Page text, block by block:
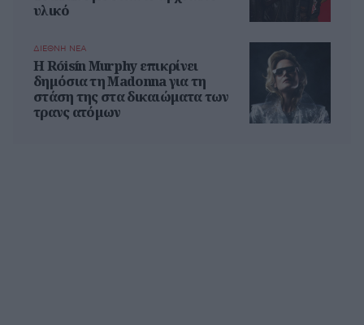
υλικό
ΔΙΕΘΝΗ ΝΕΑ
Η Róisín Murphy επικρίνει
δημόσια τη Madonna για τη
στάση της στα δικαιώματα των
τρανς ατόμων